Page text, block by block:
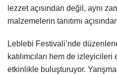
lezzet açısından değil, aynı
malzemelerin tanıtımı
Leblebi Festivali’nde
katılımcıları hem de
etkinlikle buluşturuyor.